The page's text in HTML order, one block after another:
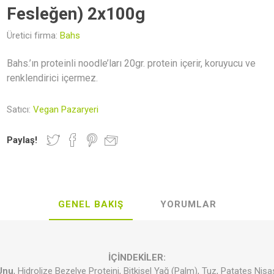
Mumlar
Aksesuar
Makarnalar
Kaplar
Newer Foods Lethe Vegan
Fesleğen) 2x100g
Üretici firma: Bahs
Bahs.’ın proteinli noodle’ları 20gr. protein içerir, koruyucu ve
renklendirici içermez.
Satıcı: Vegan Pazaryeri
Paylaş!
GENEL BAKIŞ YORUMLAR
İÇİNDEKİLER:
, Hidrolize Bezelye Proteini, Bitkisel Yağ (Palm), Tuz, Patates